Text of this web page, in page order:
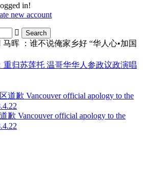
in!
new account
马晖 ：谁不说俺家乡好 “华人心•加国
重归苏莲托 温哥华华人参政议政演唱
Vancouver official apology to the